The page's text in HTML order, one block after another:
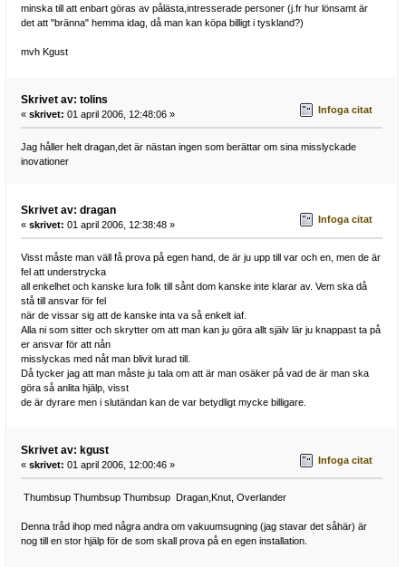
minska till att enbart göras av pålästa,intresserade personer (j.fr hur lönsamt är
det att "bränna" hemma idag, då man kan köpa billigt i tyskland?)
mvh Kgust
Skrivet av: tolins
« skrivet: 01 april 2006, 12:48:06 » Infoga citat
Jag håller helt dragan,det är nästan ingen som berättar om sina misslyckade
inovationer
Skrivet av: dragan
« skrivet: 01 april 2006, 12:38:48 » Infoga citat
Visst måste man väll få prova på egen hand, de är ju upp till var och en, men de är
fel att understrycka
all enkelhet och kanske lura folk till sånt dom kanske inte klarar av. Vem ska då
stå till ansvar för fel
när de vissar sig att de kanske inta va så enkelt iaf.
Alla ni som sitter och skrytter om att man kan ju göra allt själv lär ju knappast ta på
er ansvar för att nån
misslyckas med nåt man blivit lurad till.
Då tycker jag att man måste ju tala om att är man osäker på vad de är man ska
göra så anlita hjälp, visst
de är dyrare men i slutändan kan de var betydligt mycke billigare.
Skrivet av: kgust
« skrivet: 01 april 2006, 12:00:46 » Infoga citat
Thumbsup Thumbsup Thumbsup Dragan,Knut, Overlander
Denna tråd ihop med några andra om vakuumsugning (jag stavar det såhär) är
nog till en stor hjälp för de som skall prova på en egen installation.